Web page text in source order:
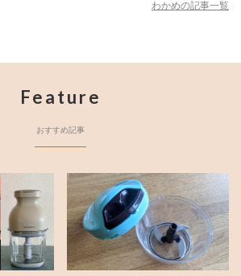
わかめの記事一覧
Feature
おすすめ記事